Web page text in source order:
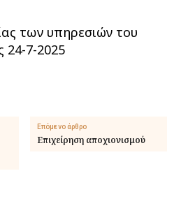
των υπηρεσιών του
7-2025
Επόμενο άρθρο
Επιχείρηση αποχιονισμού